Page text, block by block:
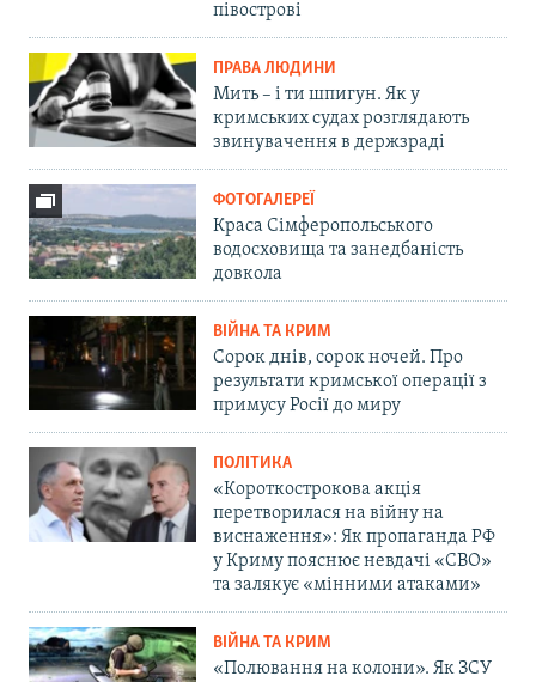
півострові
ПРАВА ЛЮДИНИ
Мить – і ти шпигун. Як у
кримських судах розглядають
звинувачення в держзраді
ФОТОГАЛЕРЕЇ
Краса Сімферопольського
водосховища та занедбаність
довкола
ВІЙНА ТА КРИМ
Сорок днів, сорок ночей. Про
результати кримської операції з
примусу Росії до миру
ПОЛІТИКА
«Короткострокова акція
перетворилася на війну на
виснаження»: Як пропаганда РФ
у Криму пояснює невдачі «СВО»
та залякує «мінними атаками»
ВІЙНА ТА КРИМ
«Полювання на колони». Як ЗСУ